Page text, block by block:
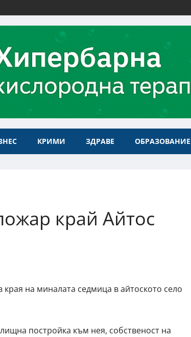
КРИМИ ЗДРАВЕ ОБРАЗОВАНИЕ
край Айтос
на миналата седмица в айтоското село
постройка към нея, собственост на